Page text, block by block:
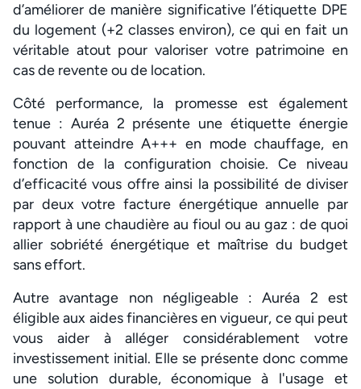
d’améliorer de manière significative l’étiquette DPE
du logement (+2 classes environ), ce qui en fait un
véritable atout pour valoriser votre patrimoine en
cas de revente ou de location.
Côté performance, la promesse est également
tenue : Auréa 2 présente une étiquette énergie
pouvant atteindre A+++ en mode chauffage, en
fonction de la configuration choisie. Ce niveau
d’efficacité vous offre ainsi la possibilité de diviser
par deux votre facture énergétique annuelle par
rapport à une chaudière au fioul ou au gaz : de quoi
allier sobriété énergétique et maîtrise du budget
sans effort.
Autre avantage non négligeable : Auréa 2 est
éligible aux aides financières en vigueur, ce qui peut
vous aider à alléger considérablement votre
investissement initial. Elle se présente donc comme
une solution durable, économique à l'usage et